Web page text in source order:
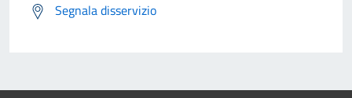
Segnala disservizio